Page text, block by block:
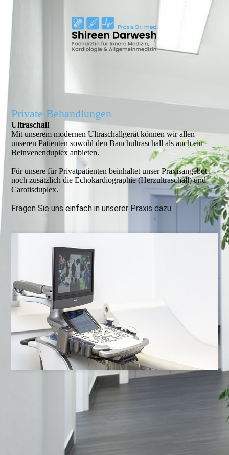
Private Behandlungen
Ultraschall
Mit unserem modernen Ultraschallgerät können wir allen
unseren Patienten sowohl den Bauchultraschall als auch ein
Beinvenenduplex anbieten.
Für unsere für Privatpatienten beinhaltet unser Praxisangebot
noch zusätzlich die Echokardiographie (Herzultraschall) und
Carotisduplex.
Fragen Sie uns einfach in unserer Praxis dazu.